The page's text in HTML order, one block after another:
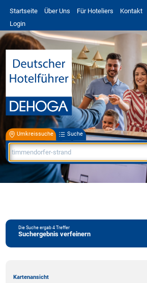
Startseite Über Uns Für Hoteliers
Kontakt
Login
Umkreissuche Suche
Die Suche ergab4Treffer
Suchergebnis verfeinern
Kartenansicht